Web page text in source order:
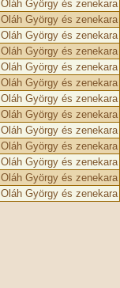
Oláh György és zenekara
Oláh György és zenekara
Oláh György és zenekara
Oláh György és zenekara
Oláh György és zenekara
Oláh György és zenekara
Oláh György és zenekara
Oláh György és zenekara
Oláh György és zenekara
Oláh György és zenekara
Oláh György és zenekara
Oláh György és zenekara
Oláh György és zenekara